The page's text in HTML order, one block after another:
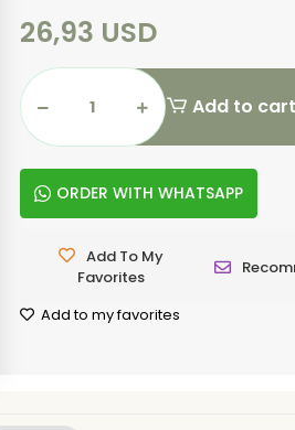
26,93 USD
Add to cart
ORDER WITH WHATSAPP
Add To My
Favorites
Add to my favorites